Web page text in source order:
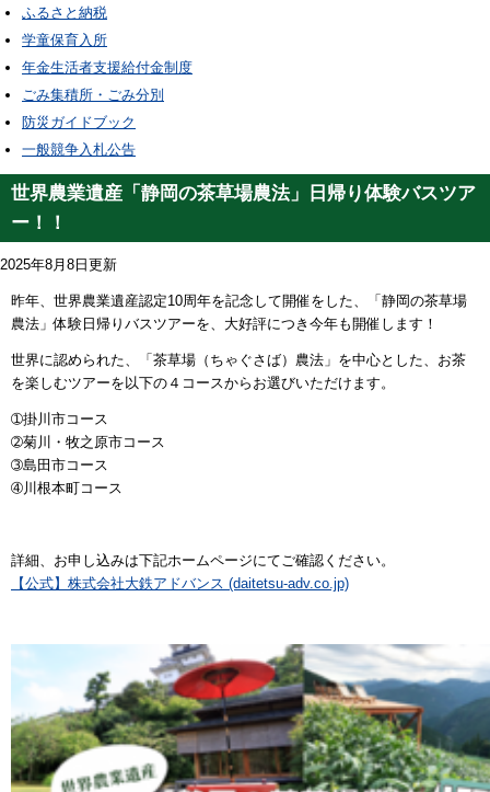
ふるさと納税
学童保育入所
年金生活者支援給付金制度
ごみ集積所・ごみ分別
防災ガイドブック
一般競争入札公告
世界農業遺産「静岡の茶草場農法」日帰り体験バスツア
ー！！
2025年8月8日更新
昨年、世界農業遺産認定10周年を記念して開催をした、
「静岡の茶草場
農法」体験日帰りバスツアーを、大好評につき今年も開催します！
世界に認められた、「茶草場（ちゃぐさば）農法」を中心とした、お茶
を楽しむツアーを以下の４コースからお選びいただけます。
➀掛川市コース
➁菊川・牧之原市コース
➂島田市コース
➃川根本町コース
詳細、お申し込みは下記ホームページにてご確認ください。
【公式】株式会社大鉄アドバンス (daitetsu-adv.co.jp)